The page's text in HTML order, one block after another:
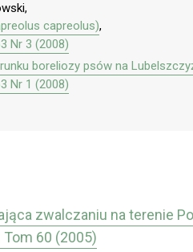
capreolus),
Nr 3 (2008)
boreliozy psów na
Nr 1 (2008)
zwalczaniu na terenie
60 (2005)